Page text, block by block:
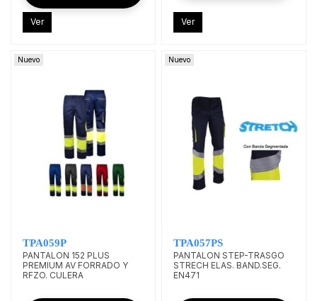
Ver Ver
Nuevo
TPA059P
PANTALON 152 PLUS
PREMIUM AV FORRADO Y
RFZO. CULERA
Nuevo
TPA057PS
PANTALON STEP-TRASGO
STRECH ELAS. BAND.SEG.
EN471